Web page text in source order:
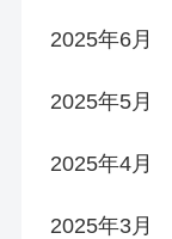
2025年6月
2025年5月
2025年4月
2025年3月